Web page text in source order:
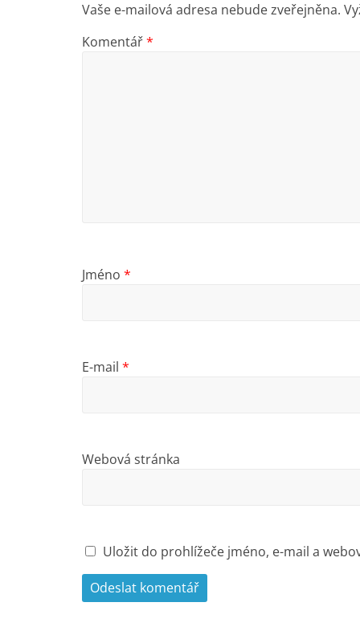
Vaše e-mailová adresa nebude zveřejněna.
Komentář*
Jméno *
E-mail *
Webová stránka
Uložit do prohlížeče jméno, e-mail a